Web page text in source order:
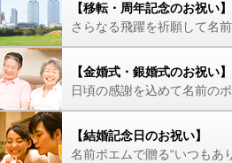
【移転・周年記念のお祝い】
さらなる飛躍を祈願して名
【金婚式・銀婚式のお祝い】
日頃の感謝を込めて名前の
【結婚記念日のお祝い】
名前ポエムで贈る“いつもあ